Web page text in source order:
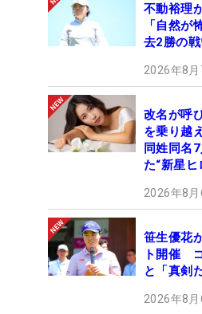
不動裕理
「自然
去2勝の
2026年8
改名が呼
を乗り越
同姓同名
た“新星ヒ
2026年8
笹生優花
ト開催
と「真剣
2026年8